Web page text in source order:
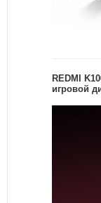
REDMI
игровой